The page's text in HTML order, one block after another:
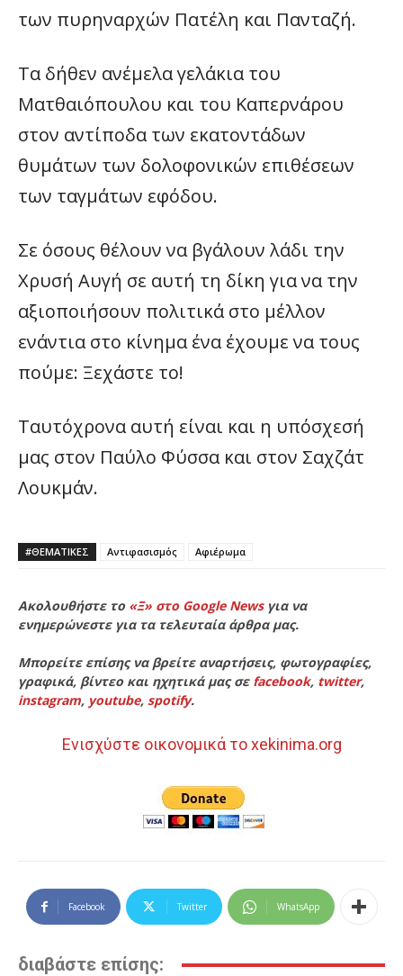
των πυρηναρχών Πατέλη και Πανταζή.
Τα δήθεν ανέμελα γελάκια του
Ματθαιόπουλου και του Καπερνάρου
στον αντίποδα των εκατοντάδων
θυμάτων των δολοφονικών επιθέσεων
των ταγμάτων εφόδου.
Σε όσους θέλουν να βγάλουν λάδι την
Χρυσή Αυγή σε αυτή τη δίκη για να την
αξιοποιήσουν πολιτικά στο μέλλον
ενάντια στο κίνημα ένα έχουμε να τους
πούμε: Ξεχάστε το!
Ταυτόχρονα αυτή είναι και η υπόσχεσή
μας στον Παύλο Φύσσα και στον Σαχζάτ
Λουκμάν.
#ΘΕΜΑΤΙΚΈΣ Αντιφασισμός Αφιέρωμα
Ακολουθήστε το «Ξ» στο Google Newsγια να
ενημερώνεστε για τα τελευταία άρθρα μας.
Μπορείτε επίσης να βρείτε αναρτήσεις, φωτογραφίες,
γραφικά, βίντεο και ηχητικά μας σε facebook, twitter,
instagram, youtube, spotify.
Ενισχύστε οικονομικά το xekinima.org
Facebook Twitter WhatsApp
διαβάστε επίσης: